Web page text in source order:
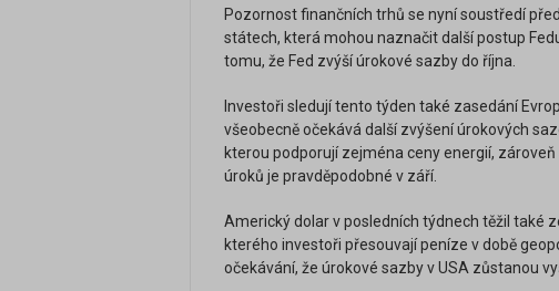
Pozornost finančních trhů se nyní soustředí
státech, která mohou naznačit další postup
tomu, že Fed zvýší úrokové sazby do října.
Investoři sledují tento týden také zasedání
všeobecně očekává další zvýšení úrokových
kterou podporují zejména ceny energií,
úroků je pravděpodobné v září.
Americký dolar v posledních týdnech těžil také
kterého investoři přesouvají peníze v době
očekávání, že úrokové sazby v USA zůstanou